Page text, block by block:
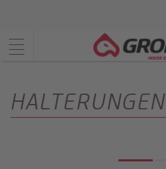
HALTERUNGEN